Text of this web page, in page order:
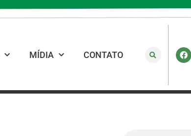
MÍDIA CONTATO